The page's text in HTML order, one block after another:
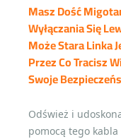
Masz Dość
Wyłączania Się
Może Stara Linka
Przez Co Tracisz
Swoje
Odśwież i
pomocą tego